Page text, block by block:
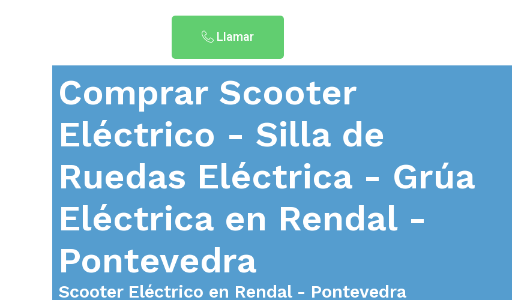
Llamar
Comprar Scooter
Eléctrico - Silla de
Ruedas Eléctrica - Grúa
Eléctrica en Rendal -
Pontevedra
Scooter Eléctrico en Rendal - Pontevedra